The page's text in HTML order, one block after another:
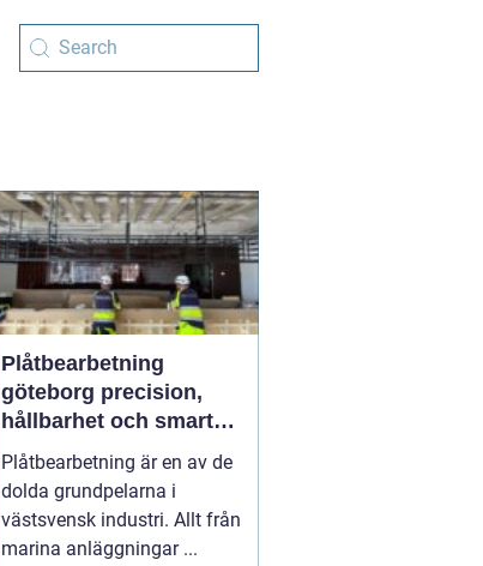
Plåtbearbetning
göteborg precision,
hållbarhet och smarta
lösningar
Plåtbearbetning är en av de
dolda grundpelarna i
västsvensk industri. Allt från
marina anläggningar ...